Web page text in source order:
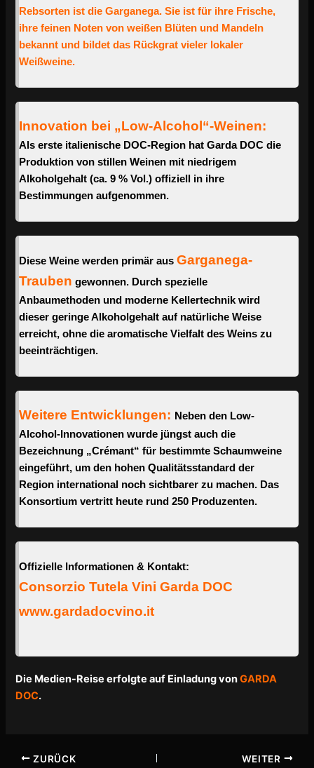
Rebsorten ist die Garganega. Sie ist für ihre Frische,
ihre feinen Noten von weißen Blüten und Mandeln
bekannt und bildet das Rückgrat vieler lokaler
Weißweine.
Innovation bei „Low-Alcohol“-Weinen:
Als erste italienische DOC-Region hat Garda DOC die
Produktion von stillen Weinen mit niedrigem
Alkoholgehalt (ca. 9 % Vol.) offiziell in ihre
Bestimmungen aufgenommen.
Diese Weine werden primär ausGarganega-
Trauben gewonnen. Durch spezielle
Anbaumethoden und moderne Kellertechnik wird
dieser geringe Alkoholgehalt auf natürliche Weise
erreicht, ohne die aromatische Vielfalt des Weins zu
beeinträchtigen.
Weitere Entwicklungen: Neben den Low-
Alcohol-Innovationen wurde jüngst auch die
Bezeichnung „Crémant“ für bestimmte Schaumweine
eingeführt, um den hohen Qualitätsstandard der
Region international noch sichtbarer zu machen. Das
Konsortium vertritt heute rund 250 Produzenten.
Offizielle Informationen & Kontakt:
Consorzio Tutela Vini Garda DOC
www.gardadocvino.it
Die Medien-Reise erfolgte auf Einladung vonGARDA
DOC.
ZURÜCK WEITER